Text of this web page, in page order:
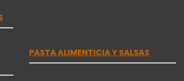
PASTA ALIMENTICIA Y SALSAS